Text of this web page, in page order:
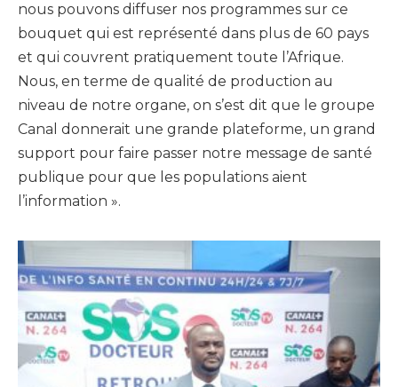
nous pouvons diffuser nos programmes sur ce
bouquet qui est représenté dans plus de 60 pays
et qui couvrent pratiquement toute l’Afrique.
Nous, en terme de qualité de production au
niveau de notre organe, on s’est dit que le groupe
Canal donnerait une grande plateforme, un grand
support pour faire passer notre message de santé
publique pour que les populations aient
l’information ».